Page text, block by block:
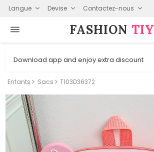
Langue Devise Contactez-nous
FASHION⁠ TIY
Download app and enjoy extra discount
Enfants Sacs T103D36372